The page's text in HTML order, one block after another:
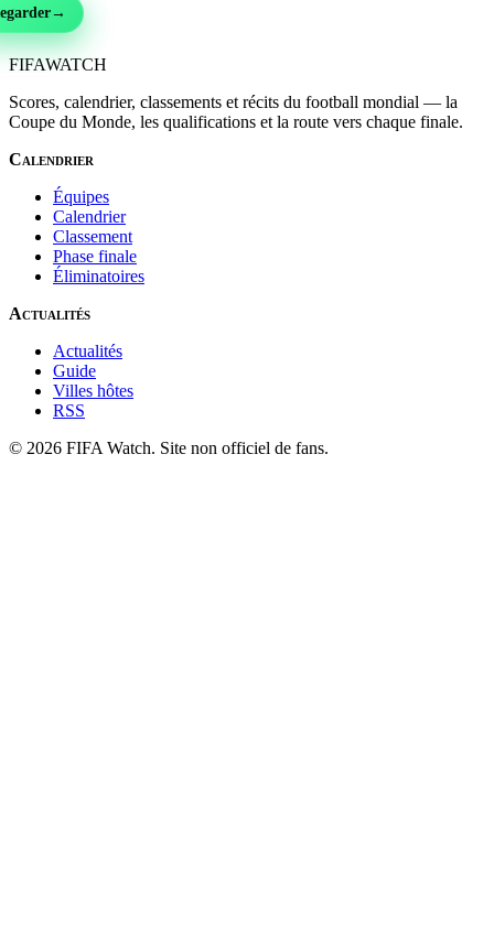
→
FIFAWATCH
Scores, calendrier, classements et récits du football mondial — la
Coupe du Monde, les qualifications et la route vers chaque finale.
Calendrier
Équipes
Calendrier
Classement
Phase finale
Éliminatoires
Actualités
Actualités
Guide
Villes hôtes
RSS
© 2026 FIFA Watch. Site non officiel de fans.